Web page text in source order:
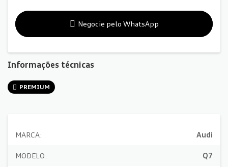
Negocie pelo WhatsApp
Informações técnicas
PREMIUM
MARCA: Audi
MODELO: Q7